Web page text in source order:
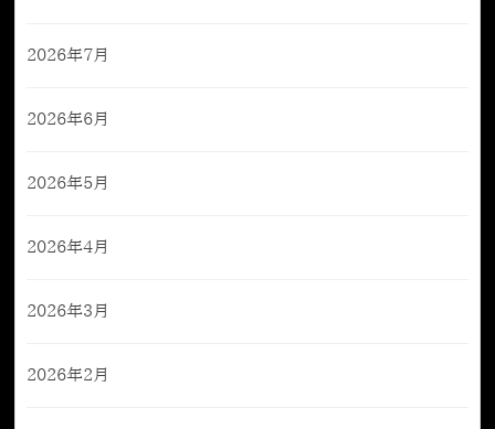
2026年7月
2026年6月
2026年5月
2026年4月
2026年3月
2026年2月